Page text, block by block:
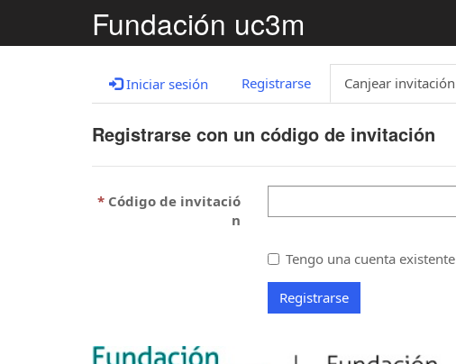
Fundación uc3m
Iniciar sesión Registrarse Canjear invitación
Registrarse con un código de invitación
Código de invitació
n
Tengo una cuenta existente
Registrarse